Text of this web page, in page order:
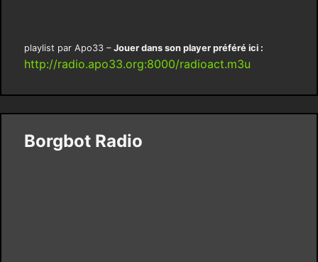
playlist par Apo33 – Jouer dans son player préféré ici :
http://radio.apo33.org:8000/radioact.m3u
Borgbot Radio